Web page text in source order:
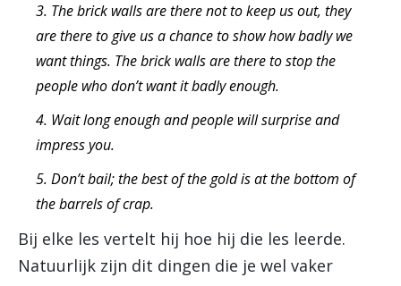
3. The brick walls are there not to keep us out, they
are there to give us a chance to show how badly we
want things. The brick walls are there to stop the
people who don’t want it badly enough.
4. Wait long enough and people will surprise and
impress you.
5. Don’t bail; the best of the gold is at the bottom of
the barrels of crap.
Bij elke les vertelt hij hoe hij die les leerde.
Natuurlijk zijn dit dingen die je wel vaker